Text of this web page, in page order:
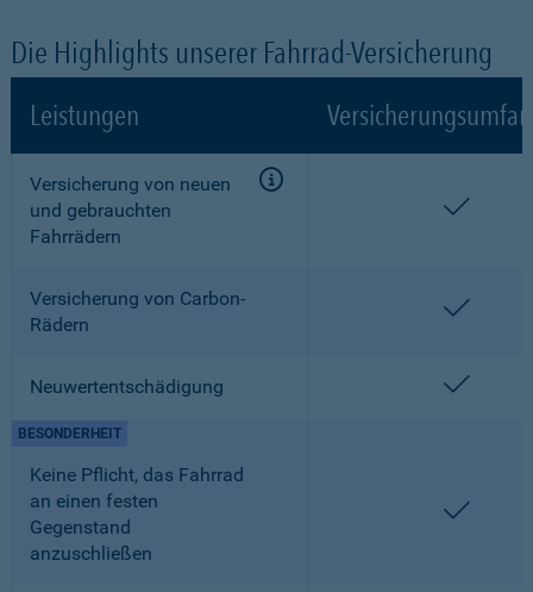
Die Highlights unserer Fahrrad-Versicherung
Leistungen
Versicherung von neuen
und gebrauchten
Fahrrädern
Versicherung von Carbon-
Rädern
Neuwertentschädigung
Keine Pflicht, das Fahrrad
an einen festen
Gegenstand
anzuschließen
BESONDERHEIT